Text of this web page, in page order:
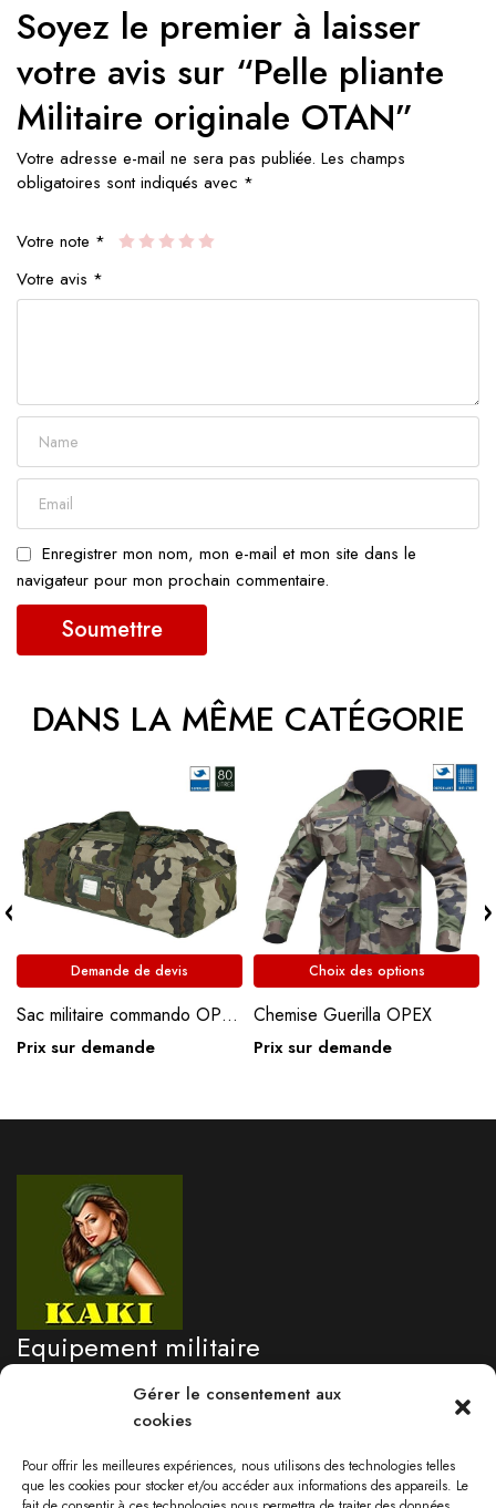
Gérer le consentement aux
cookies
Pour offrir les meilleures expériences, nous utilisons des technologies telles
que les cookies pour stocker et/ou accéder aux informations des appareils. Le
Soyez le premier à laisser
votre avis sur “Pelle pliante
Militaire originale OTAN”
Votre adresse e-mail ne sera pas publiée. Les champs
obligatoires sont indiqués avec *
Votre note *
Votre avis *
Enregistrer mon nom, mon e-mail et mon site dans le
navigateur pour mon prochain commentaire.
DANS LA MÊME CATÉGORIE
Demande de devis
Sac militaire commando OPEX, camouflage – noir
Prix sur demande
Choix des options
Chemise Guerilla OPEX
Prix sur demande
Equipement militaire
professionnel
Besoin d'un renseignement?
05 96 71 76 09